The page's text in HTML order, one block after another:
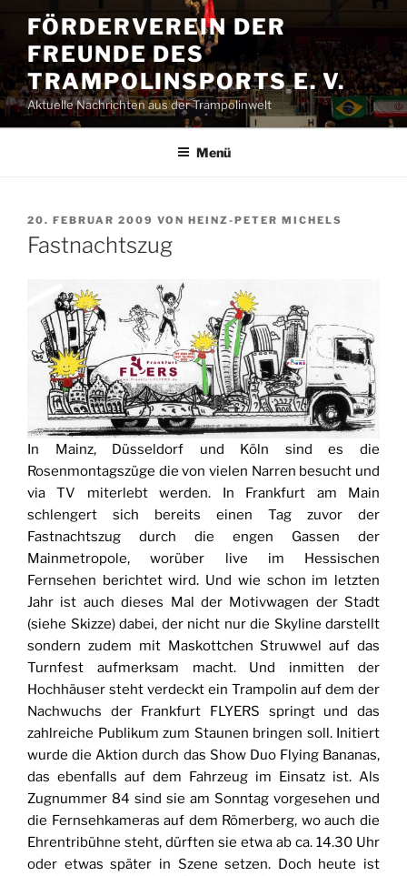
Inhalt
springen
FÖRDERVEREIN DER
FREUNDE DES
TRAMPOLINSPORTS E. V.
Aktuelle Nachrichten aus der Trampolinwelt
Menü
VERÖFFENTLICHT
AM
20. FEBRUAR 2009 VON HEINZ-PETER MICHELS
Fastnachtszug
In Mainz, Düsseldorf und Köln sind es die
Rosenmontagszüge die von vielen Narren besucht und
via TV miterlebt werden. In Frankfurt am Main
schlengert sich bereits einen Tag zuvor der
Fastnachtszug durch die engen Gassen der
Mainmetropole, worüber live im Hessischen
Fernsehen berichtet wird. Und wie schon im letzten
Jahr ist auch dieses Mal der Motivwagen der Stadt
(siehe Skizze) dabei, der nicht nur die Skyline darstellt
sondern zudem mit Maskottchen Struwwel auf das
Turnfest aufmerksam macht. Und inmitten der
Hochhäuser steht verdeckt ein Trampolin auf dem der
Nachwuchs der Frankfurt FLYERS springt und das
zahlreiche Publikum zum Staunen bringen soll. Initiert
wurde die Aktion durch das Show Duo Flying Bananas,
das ebenfalls auf dem Fahrzeug im Einsatz ist. Als
Zugnummer 84 sind sie am Sonntag vorgesehen und
die Fernsehkameras auf dem Römerberg, wo auch die
Ehrentribühne steht, dürften sie etwa ab ca. 14.30 Uhr
oder etwas später in Szene setzen. Doch heute ist